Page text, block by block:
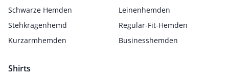
Schwarze Hemden
Leinenhemden
Stehkragenhemd
Regular-Fit-Hemden
Kurzarmhemden
Businesshemden
Shirts